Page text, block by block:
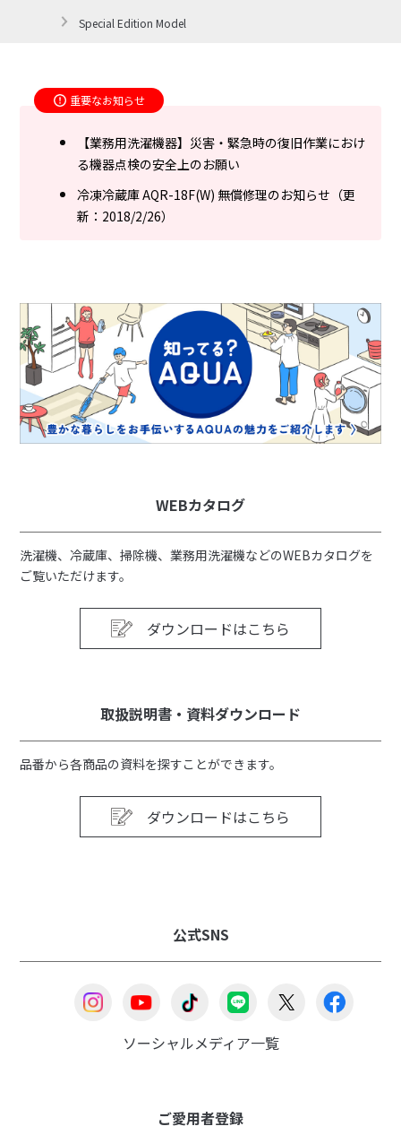
Special Edition Model
重要なお知らせ
【業務用洗濯機器】災害・緊急時の復旧作業におけ
る機器点検の安全上のお願い
冷凍冷蔵庫 AQR-18F(W) 無償修理のお知らせ（更
新：2018/2/26）
WEBカタログ
洗濯機、冷蔵庫、掃除機、業務用洗濯機などのWEBカタログを
ご覧いただけます。
ダウンロードはこちら
取扱説明書・資料ダウンロード
品番から各商品の資料を探すことができます。
ダウンロードはこちら
公式SNS
ソーシャルメディア一覧
ご愛用者登録